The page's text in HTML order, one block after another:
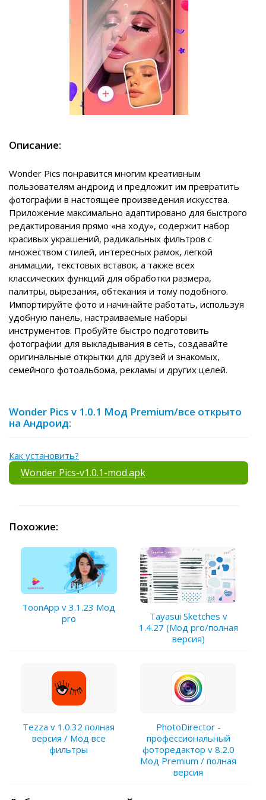
Описание:
Wonder Pics понравится многим креативным
пользователям андроид и предложит им превратить
фотографии в настоящее произведения искусства.
Приложение максимально адаптировано для быстрого
редактирования прямо «на ходу», содержит набор
красивых украшений, радикальных фильтров с
множеством стилей, интересных рамок, легкой
анимации, текстовых вставок, а также всех
классических функций для обработки размера,
палитры, вырезания, обтекания и тому подобного.
Импортируйте фото и начинайте работать, используя
удобную панель, настраиваемые наборы
инструментов. Пробуйте быстро подготовить
фотографии для выкладывания в сеть, создавайте
оригинальные открытки для друзей и знакомых,
семейного фотоальбома, рекламы и других целей.
Wonder Pics v 1.0.1 Мод Premium/все открыто
на Андроид:
Как установить?
Wonder Pics-v1.0.1-mod.apk
Похожие:
ToonApp v 3.1.23 Мод
pro
Tayasui Sketches v
1.4.27 (Мод pro/полная
версия)
Tezza v 1.0.32 полная
версия / Мод все
фильтры
PhotoDirector -
профессиональный
фоторедактор v 8.2.0
Мод Premium / полная
версия